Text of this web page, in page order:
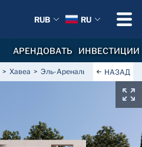
Хавеа Эль-Ареналь Отдельная
НАЗАД
RUB RU
АРЕНДОВАТЬ ИНВЕСТИЦИИ